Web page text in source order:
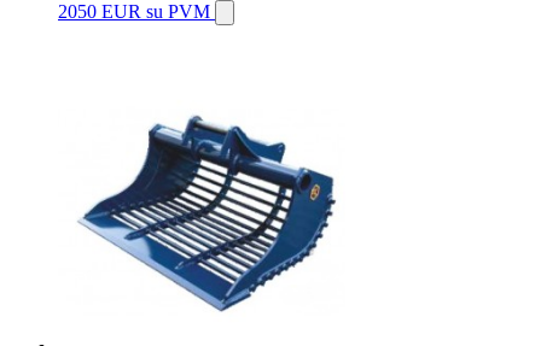
2050 EUR su PVM